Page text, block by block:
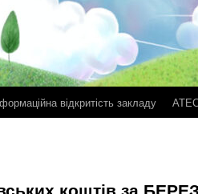
відкритість закладу
коштів за